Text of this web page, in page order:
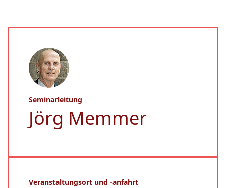
Seminarleitung
Jörg Memmer
Veranstaltungsort und -anfahrt